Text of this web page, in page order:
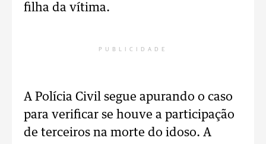
filha da vítima.
PUBLICIDADE
A Polícia Civil segue apurando o caso
para verificar se houve a participação
de terceiros na morte do idoso. A